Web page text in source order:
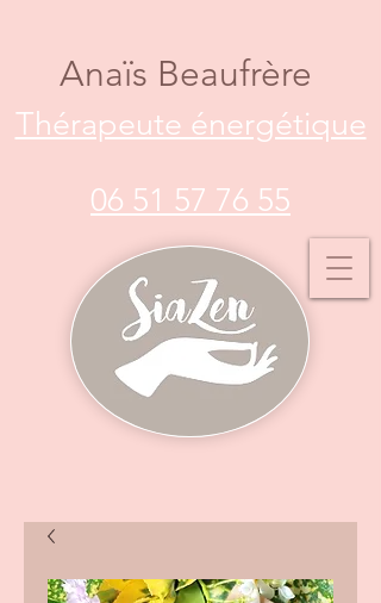
Anaïs Beaufrère
Thérapeute énergétique
06 51 57 76 55